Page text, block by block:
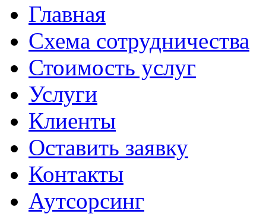
Главная
Схема сотрудничества
Стоимость услуг
Услуги
Клиенты
Оставить заявку
Контакты
Аутсорсинг